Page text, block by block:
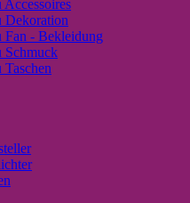
Dekoration
- Bekleidung
Schmuck